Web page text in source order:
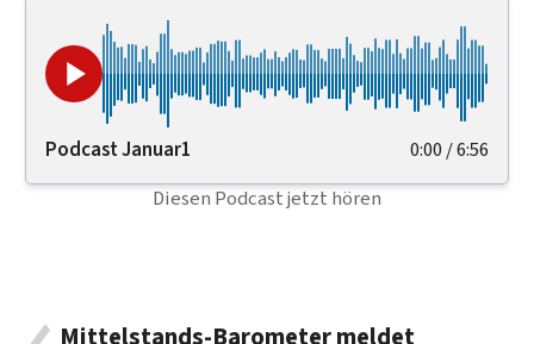
Podcast Januar1 0:00/6:56
Diesen Podcast jetzt hören
Mittelstands-Barometer meldet